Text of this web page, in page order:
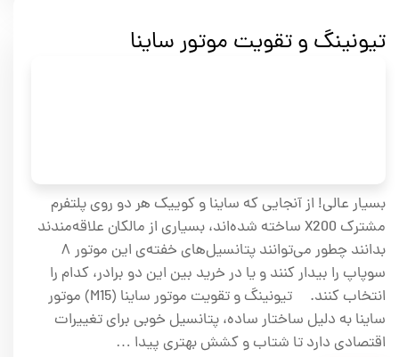
تیونینگ و تقویت موتور ساینا
بسیار عالی! از آنجایی که ساینا و کوییک هر دو روی پلتفرم
مشترک X200 ساخته شده‌اند، بسیاری از مالکان علاقه‌مندند
بدانند چطور می‌توانند پتانسیل‌های خفته‌ی این موتور ۸
سوپاپ را بیدار کنند و یا در خرید بین این دو برادر، کدام را
انتخاب کنند. تیونینگ و تقویت موتور ساینا (M15) موتور
ساینا به دلیل ساختار ساده، پتانسیل خوبی برای تغییرات
اقتصادی دارد تا شتاب و کشش بهتری پیدا …